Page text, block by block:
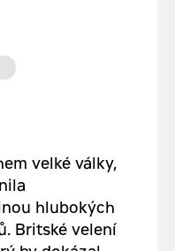
velké války,
hlubokých
Britské velení